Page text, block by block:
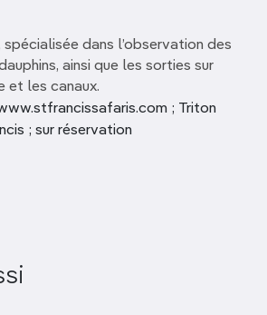
dans l’observation des
ainsi que les sorties sur
et les canaux.
; Triton
; sur réservation